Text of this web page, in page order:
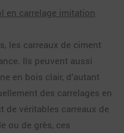
en carrelage imitation
les carreaux de ciment
Ils peuvent aussi
en bois clair, d’autant
des carrelages en
de véritables carreaux de
ou de grès, ces